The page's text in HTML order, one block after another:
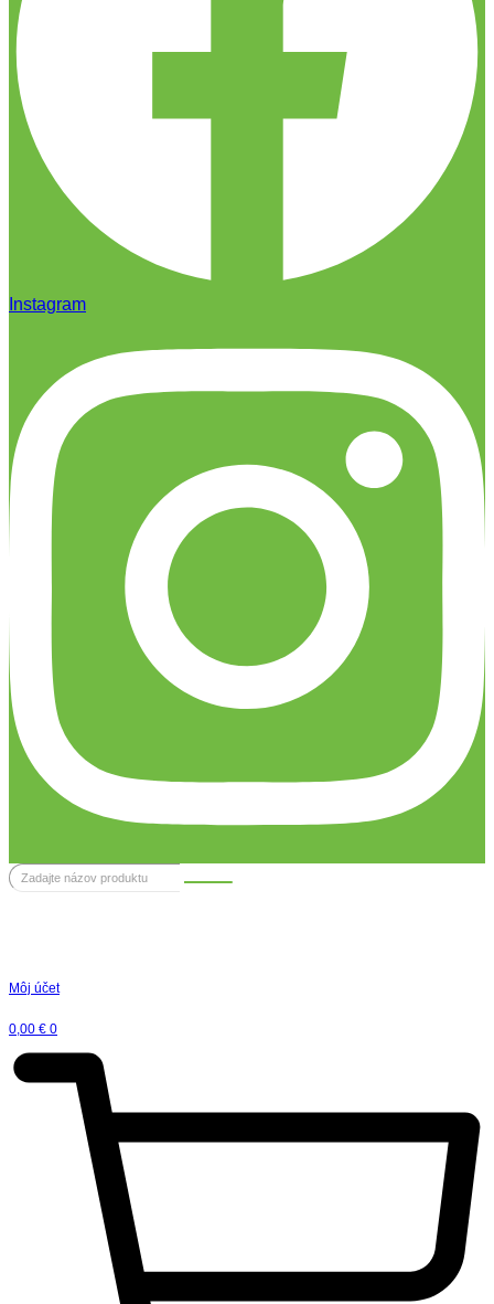
Instagram
Môj účet
0,00 € 0